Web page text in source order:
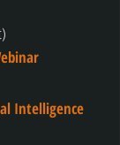
Intelligence